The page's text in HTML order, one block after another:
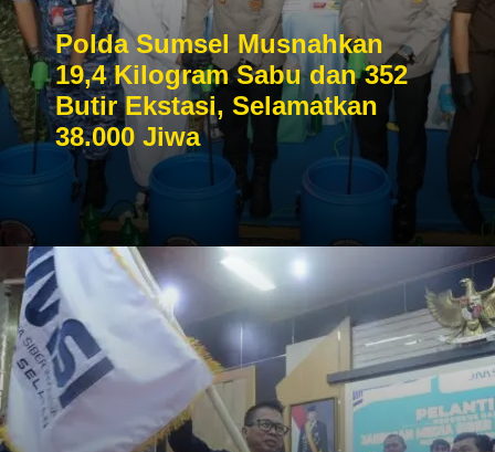
Polda Sumsel Musnahkan
19,4 Kilogram Sabu dan 352
Butir Ekstasi, Selamatkan
38.000 Jiwa